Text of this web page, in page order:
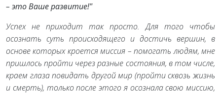
– это Ваше развитие!"
Успех не приходит так просто. Для того чтобы
осознать суть происходящего и достичь вершин, в
основе которых кроется миссия – помогать людям, мне
пришлось пройти через разные состояния, в том числе,
краем глаза повидать другой мир (пройти сквозь жизнь
и смерть), только после этого я осознала свою миссию,